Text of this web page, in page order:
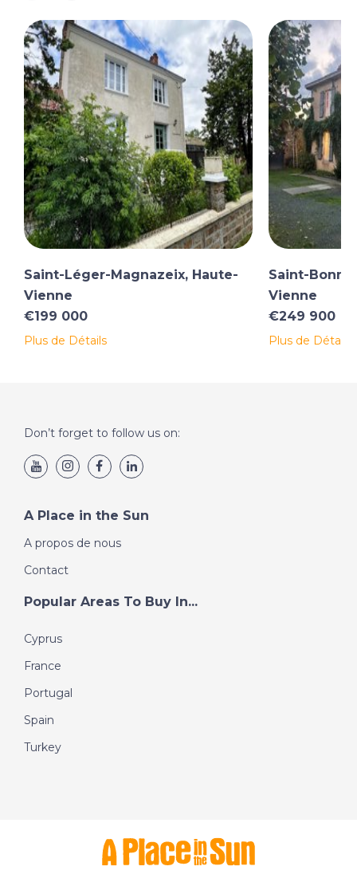
Saint-Léger-Magnazeix, Haute-
Vienne
€199 000
Plus de Détails
Saint-
Vienne
€249 900
Plus de Détails
Don’t forget to follow us on:
A Place in the Sun
A propos de nous
Contact
Popular Areas To Buy In...
Cyprus
France
Portugal
Spain
Turkey